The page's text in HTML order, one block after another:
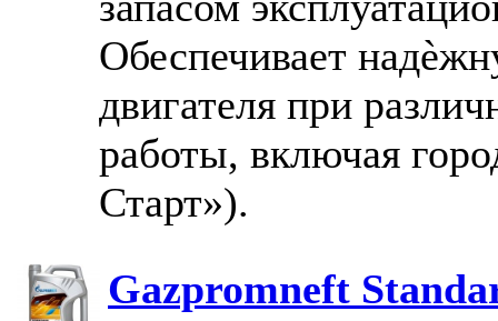
Обеспечивает
двигателя при
работы, включая
Старт»).
Gazpromneft